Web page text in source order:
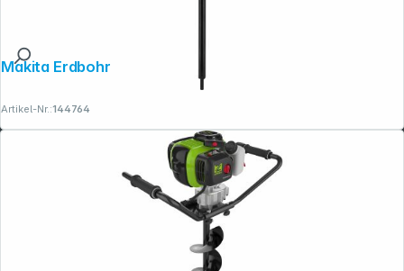
Makita Erdbohrer 70x600(200) mm
Artikel-Nr.:144764